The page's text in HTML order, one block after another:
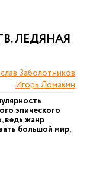
ЛЕДЯНАЯ
Заболотников
Игорь Ломакин
эпического
ведь жанр
большой мир,